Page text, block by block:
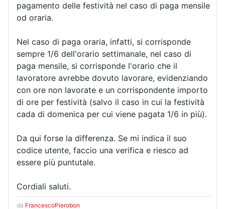
pagamento delle festività nel caso di paga mensile
od oraria.
Nel caso di paga oraria, infatti, si corrisponde
sempre 1/6 dell'orario settimanale, nel caso di
paga mensile, si corrisponde l'orario che il
lavoratore avrebbe dovuto lavorare, evidenziando
con ore non lavorate e un corrispondente importo
di ore per festività (salvo il caso in cui la festività
cada di domenica per cui viene pagata 1/6 in più).
Da qui forse la differenza. Se mi indica il suo
codice utente, faccio una verifica e riesco ad
essere più puntutale.
Cordiali saluti.
da FrancescoPierobon